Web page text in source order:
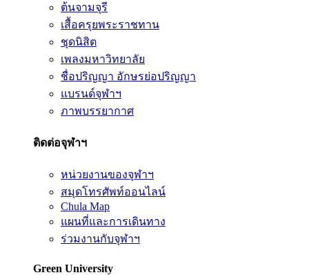
ต้นจามจุรี
เสื้อครุยพระราชทาน
ชุดนิสิต
เพลงมหาวิทยาลัย
ชื่อปริญญา อักษรย่อปริญญา
แบรนด์จุฬาฯ
ภาพบรรยากาศ
ติดต่อจุฬาฯ
หน่วยงานของจุฬาฯ
สมุดโทรศัพท์ออนไลน์
Chula Map
แผนที่และการเดินทาง
ร่วมงานกับจุฬาฯ
Green University